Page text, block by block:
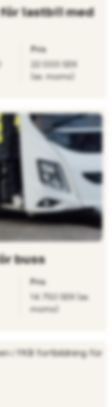
lastbil med
Pris
22 000 SEK
(ex. moms)
buss
Pris
14 750 SEK (ex.
moms)